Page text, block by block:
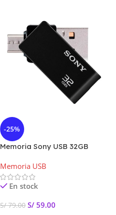
-25%
Memoria Sony USB 32GB
Memoria USB
En stock
S/79.00 S/59.00